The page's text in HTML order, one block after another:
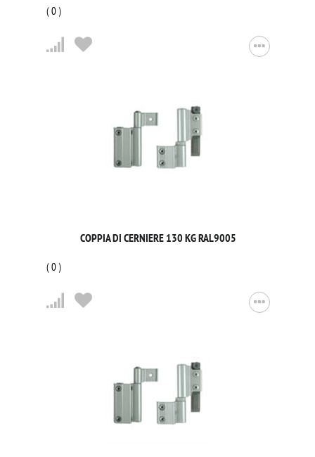
(0)
COPPIA DI CERNIERE 130 KG RAL9005
(0)